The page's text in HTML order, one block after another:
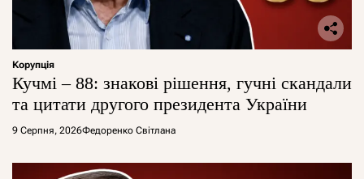
Корупція
Кучмі – 88: знакові рішення, гучні скандали
та цитати другого президента України
9 Серпня, 2026Федоренко Світлана